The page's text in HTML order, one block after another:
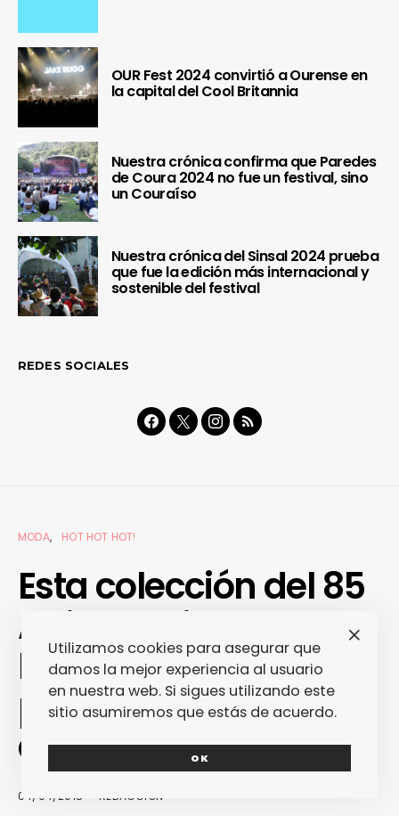
OUR Fest 2024 convirtió a Ourense en
la capital del Cool Britannia
Nuestra crónica confirma que Paredes
de Coura 2024 no fue un festival, sino
un Couraíso
Nuestra crónica del Sinsal 2024 prueba
que fue la edición más internacional y
sostenible del festival
REDES SOCIALES
MODA HOT HOT HOT!
Esta colección del 85
Aniversario de
Lacoste tiene una
prenda para cada
década
04/04/2018 REDACCIÓN
Utilizamos cookies para asegurar que
damos la mejor experiencia al usuario
en nuestra web. Si sigues utilizando este
sitio asumiremos que estás de acuerdo.
OK